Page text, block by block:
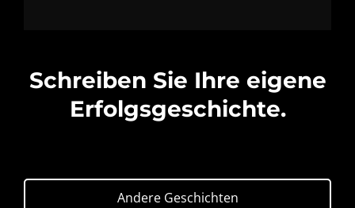
Schreiben Sie Ihre eigene
Erfolgsgeschichte.
Andere Geschichten